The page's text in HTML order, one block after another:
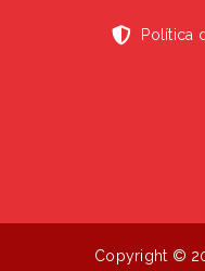
Política
Copyright ©